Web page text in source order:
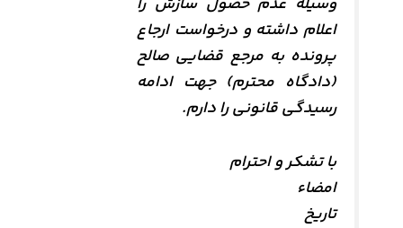
اعلام داشته و درخواست ارجاع
پرونده به مرجع قضایی صالح
(دادگاه محترم) جهت ادامه
رسیدگی قانونی را دارم.
با تشکر و احترام
امضاء
تاریخ